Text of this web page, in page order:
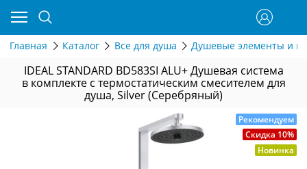
Главная Каталог Все для душа Душевые элементы и
IDEAL STANDARD BD583SI ALU+ Душевая система
в комплекте с термостатическим смесителем для
душа, Silver (Серебряный)
Рекомендуем
Скидка 10%
Новинка